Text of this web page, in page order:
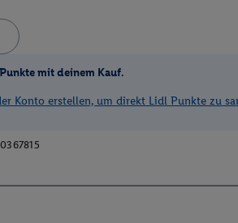
mit deinem Kauf.
Konto erstellen, um direkt Lidl Punkte zu